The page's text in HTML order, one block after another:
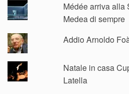
Médée arriva alla
Medea di sempre
Addio Arnoldo
Natale in casa
Latella